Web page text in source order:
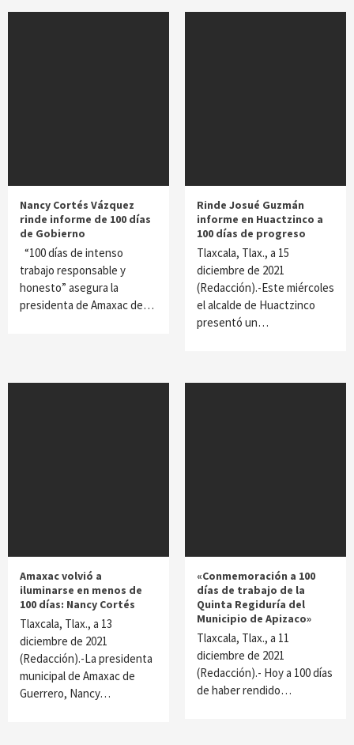
Nancy Cortés Vázquez
rinde informe de 100 días
de Gobierno
“100 días de intenso
trabajo responsable y
honesto” asegura la
presidenta de Amaxac de…
Rinde Josué Guzmán
informe en Huactzinco a
100 días de progreso
Tlaxcala, Tlax., a 15
diciembre de 2021
(Redacción).-Este miércoles
el alcalde de Huactzinco
presentó un…
Amaxac volvió a
iluminarse en menos de
100 días: Nancy Cortés
Tlaxcala, Tlax., a 13
diciembre de 2021
(Redacción).-La presidenta
municipal de Amaxac de
Guerrero, Nancy…
«Conmemoración a 100
días de trabajo de la
Quinta Regiduría del
Municipio de Apizaco»
Tlaxcala, Tlax., a 11
diciembre de 2021
(Redacción).- Hoy a 100 días
de haber rendido…